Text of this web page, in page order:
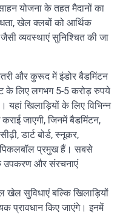
योजना के तहत मैदानों का
खेल क्लबों को आर्थिक
व्यवस्थाएं सुनिश्चित की जा
और कुरूद में इंडोर बैडमिंटन
के लिए लगभग 5-5 करोड़ रुपये
यहां खिलाड़ियों के लिए विभिन्न
जाएगी, जिनमें बैडमिंटन,
डार्ट बोर्ड, स्नूकर,
पिकलबॉल प्रमुख हैं। सबसे
उपकरण और संरचनाएं
खेल सुविधाएं बल्कि खिलाड़ियों
प्रावधान किए जाएंगे। इनमें